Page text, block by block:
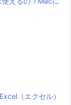
（エクセル）